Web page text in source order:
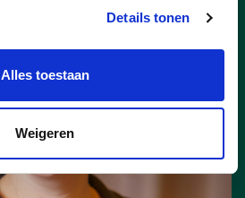
Details tonen
Alles toestaan
Weigeren